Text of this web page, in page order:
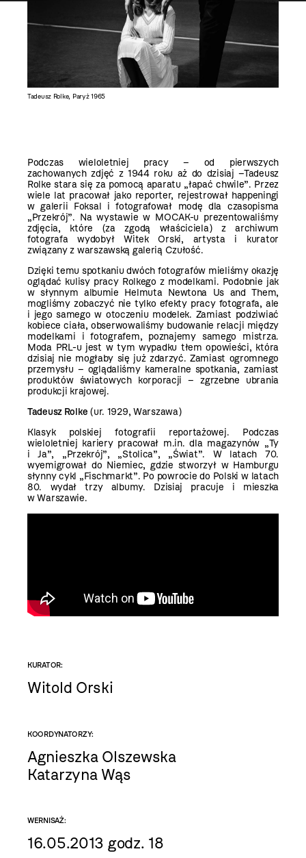
Tadeusz Rolke, Paryż 1965
Podczas wieloletniej pracy – od pierwszych
zachowanych zdjęć z 1944 roku aż do dzisiaj –Tadeusz
Rolke stara się za pomocą aparatu „łapać chwile”. Przez
wiele lat pracował jako reporter, rejestrował happeningi
w galerii Foksal i fotografował modę dla czasopisma
„Przekrój”. Na wystawie w MOCAK-u prezentowaliśmy
zdjęcia, które (za zgodą właściciela) z archiwum
fotografa wydobył Witek Orski, artysta i kurator
związany z warszawską galerią Czułość.
Dzięki temu spotkaniu dwóch fotografów mieliśmy okazję
oglądać kulisy pracy Rolkego z modelkami. Podobnie jak
w słynnym albumie Helmuta Newtona Us and Them,
mogliśmy zobaczyć nie tylko efekty pracy fotografa, ale
i jego samego w otoczeniu modelek. Zamiast podziwiać
kobiece ciała, obserwowaliśmy budowanie relacji między
modelkami i fotografem, poznajemy samego mistrza.
Moda PRL-u jest w tym wypadku tłem opowieści, która
dzisiaj nie mogłaby się już zdarzyć. Zamiast ogromnego
przemysłu – oglądaliśmy kameralne spotkania, zamiast
produktów światowych korporacji – zgrzebne ubrania
produkcji krajowej.
Tadeusz Rolke (ur. 1929, Warszawa)
Klasyk polskiej fotografii reportażowej. Podczas
wieloletniej kariery pracował m.in. dla magazynów „Ty
i Ja”, „Przekrój”, „Stolica”, „Świat”. W latach 70.
wyemigrował do Niemiec, gdzie stworzył w Hamburgu
słynny cykl „Fischmarkt”. Po powrocie do Polski w latach
80. wydał trzy albumy. Dzisiaj pracuje i mieszka
w Warszawie.
KURATOR:
Witold Orski
KOORDYNATORZY:
Agnieszka Olszewska
Katarzyna Wąs
WERNISAŻ:
16.05.2013 godz. 18